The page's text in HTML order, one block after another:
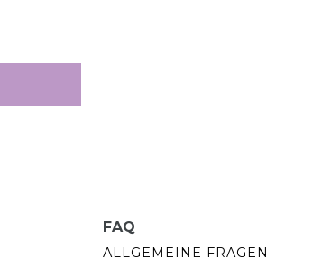
FAQ
ALLGEMEINE FRAGEN